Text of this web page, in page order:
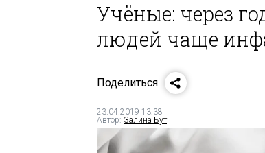
Учёные: через
людей чаще
Поделиться
23.04.2019 13:38
Автор: Залина Бут